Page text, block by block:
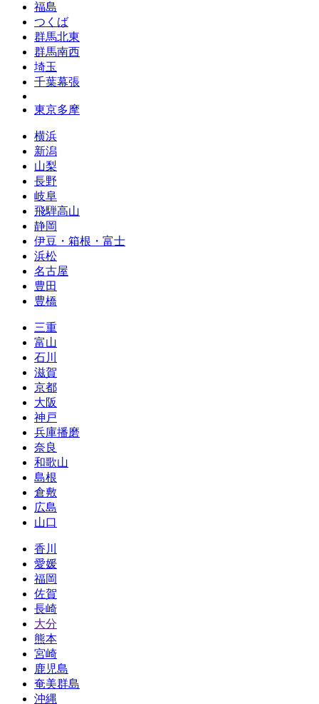
福島
つくば
群馬北東
群馬南西
埼玉
千葉幕張
東京多摩
横浜
新潟
山梨
長野
岐阜
飛騨高山
静岡
伊豆・箱根・富士
浜松
名古屋
豊田
豊橋
三重
富山
石川
滋賀
京都
大阪
神戸
兵庫播磨
奈良
和歌山
島根
倉敷
広島
山口
香川
愛媛
福岡
佐賀
長崎
大分
熊本
宮崎
鹿児島
奄美群島
沖縄